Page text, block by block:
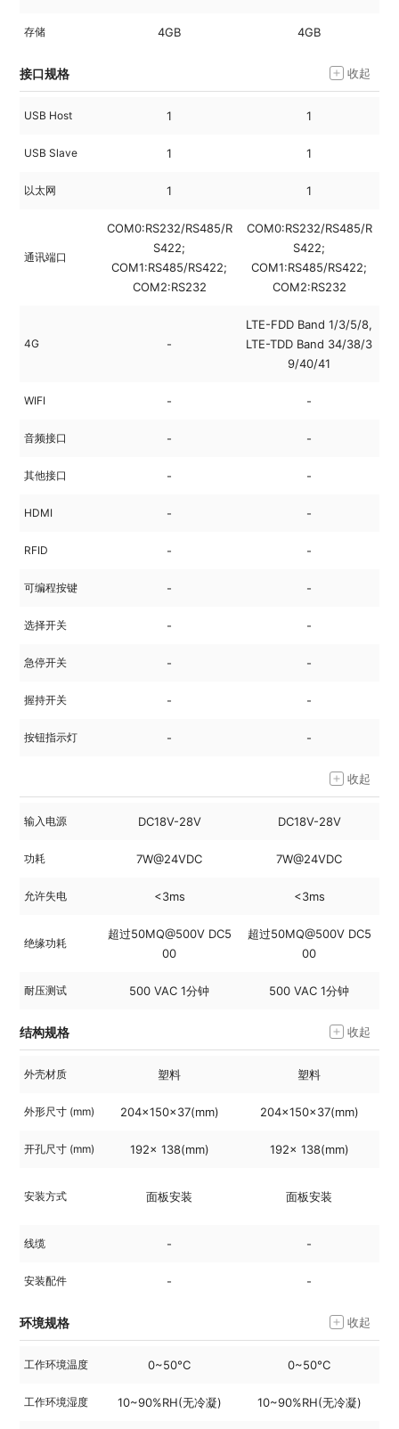
存储 4GB 4GB
接口规格 收起
USB Host 1 1
USB Slave 1 1
以太网 1 1
通讯端口
COM0:RS232/RS485/R
S422;
COM1:RS485/RS422;
COM2:RS232
COM0:RS232/RS485/R
S422;
COM1:RS485/RS422;
COM2:RS232
4G -
LTE-FDD Band 1/3/5/8,
LTE-TDD Band 34/38/3
9/40/41
WIFI - -
音频接口 - -
其他接口 - -
HDMI - -
RFID - -
可编程按键 - -
选择开关 - -
急停开关 - -
握持开关 - -
按钮指示灯 - -
收起
输入电源 DC18V-28V DC18V-28V
功耗 7W@24VDC 7W@24VDC
允许失电 <3ms <3ms
绝缘功耗
超过50MQ@500V DC5
00
超过50MQ@500V DC5
00
耐压测试 500 VAC 1分钟 500 VAC 1分钟
结构规格 收起
外壳材质 塑料 塑料
外形尺寸 (mm) 204x150x37(mm) 204x150x37(mm)
开孔尺寸 (mm) 192x 138(mm) 192x 138(mm)
安装方式 面板安装 面板安装
线缆 - -
安装配件 - -
环境规格 收起
工作环境温度 0~50°C 0~50°C
工作环境湿度 10~90%RH(无冷凝) 10~90%RH(无冷凝)